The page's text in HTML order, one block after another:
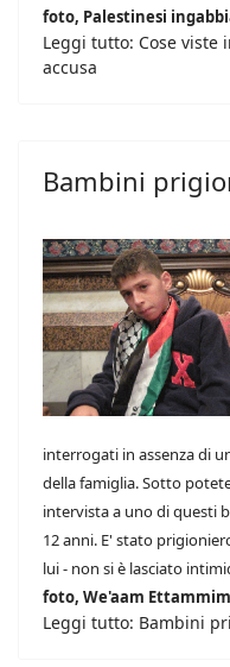
foto, Palestinesi
Leggi tutto: Cose viste
accusa
Bambini
interrogati in assenza di
della famiglia. Sotto
intervista a uno di questi
12 anni. E' stato
lui - non si è lasciato
foto, We'aam
Leggi tutto: Bambini